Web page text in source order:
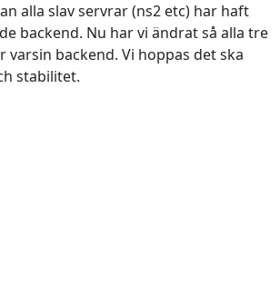
alla slav servrar (ns2 etc) har haft
backend. Nu har vi ändrat så alla tre
varsin backend. Vi hoppas det ska
stabilitet.